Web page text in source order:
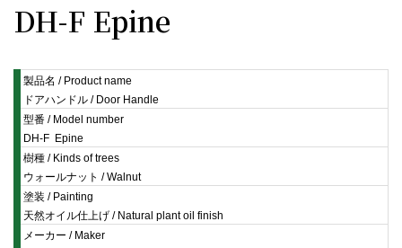
DH-F Epine
製品名 / Product name
ドアハンドル / Door Handle
型番 / Model number
DH-F Epine
樹種 / Kinds of trees
ウォールナット / Walnut
塗装 / Painting
天然オイル仕上げ / Natural plant oil finish
メーカー / Maker